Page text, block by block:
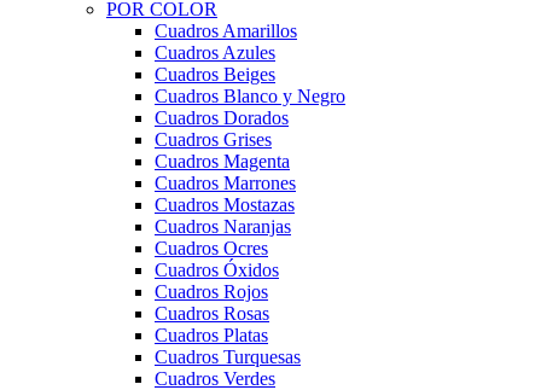
POR COLOR
Cuadros Amarillos
Cuadros Azules
Cuadros Beiges
Cuadros Blanco y Negro
Cuadros Dorados
Cuadros Grises
Cuadros Magenta
Cuadros Marrones
Cuadros Mostazas
Cuadros Naranjas
Cuadros Ocres
Cuadros Óxidos
Cuadros Rojos
Cuadros Rosas
Cuadros Platas
Cuadros Turquesas
Cuadros Verdes